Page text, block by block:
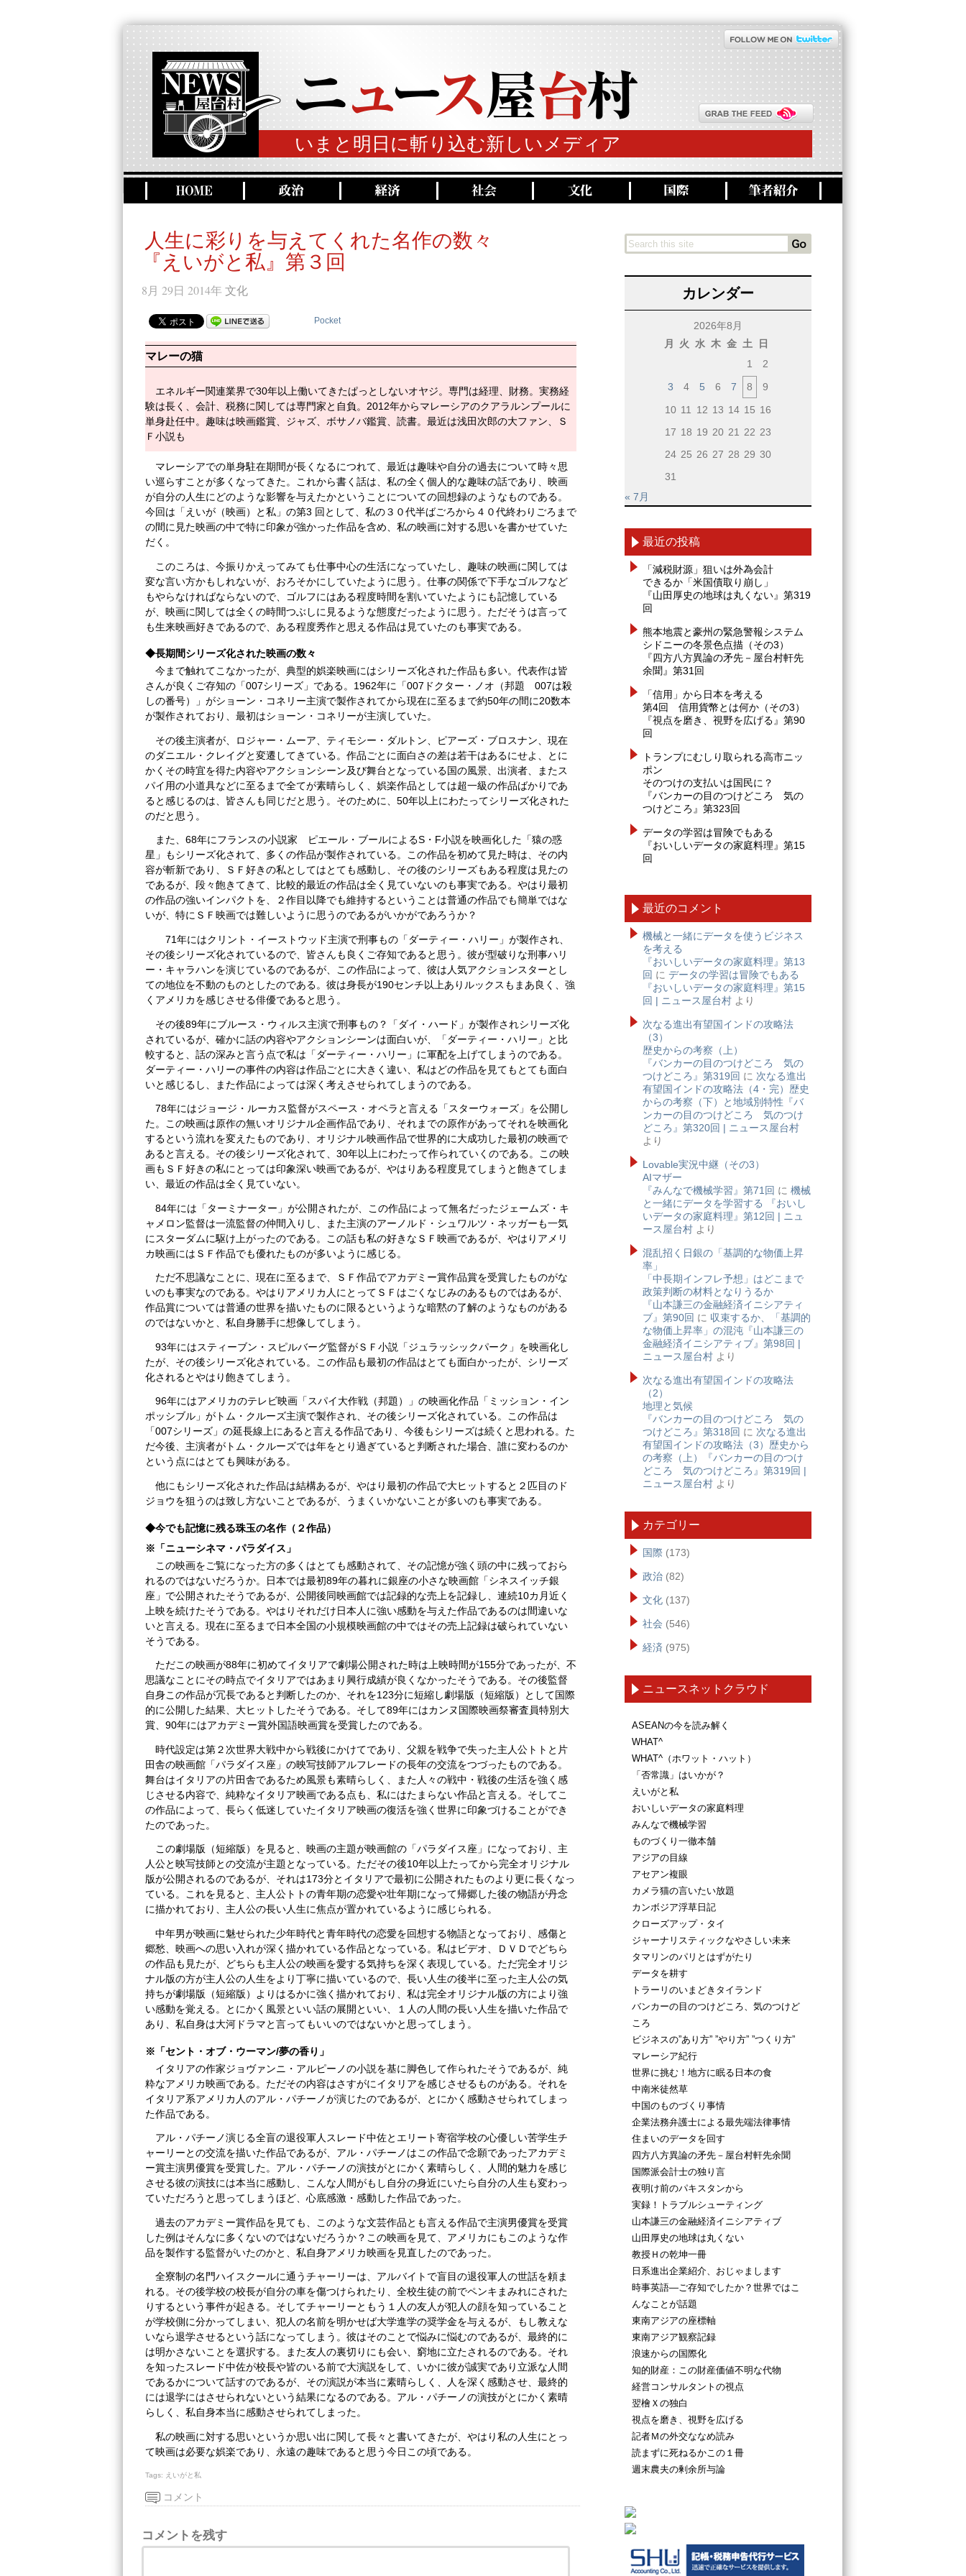
いまと明日に斬り込む新しいメディア
人生に彩りを与えてくれた名作の数々
『えいがと私』第３回
8月 29日 2014年 文化
Pocket
マレーの猫
エネルギー関連業界で30年以上働いてきたぱっとしないオヤジ。専門は経理、財務。実務経
験は長く、会計、税務に関しては専門家と自負。2012年からマレーシアのクアラルンプールに
単身赴任中。趣味は映画鑑賞、ジャズ、ボサノバ鑑賞、読書。最近は浅田次郎の大ファン、Ｓ
Ｆ小説も
マレーシアでの単身駐在期間が長くなるにつれて、最近は趣味や自分の過去について時々思
い巡らすことが多くなってきた。これから書く話は、私の全く個人的な趣味の話であり、映画
が自分の人生にどのような影響を与えたかということについての回想録のようなものである。
今回は「えいが（映画）と私」の第3 回として、私の３０代半ばごろから４０代終わりごろまで
の間に見た映画の中で特に印象が強かった作品を含め、私の映画に対する思いを書かせていた
だく。
このころは、今振りかえってみても仕事中心の生活になっていたし、趣味の映画に関しては
変な言い方かもしれないが、おろそかにしていたように思う。仕事の関係で下手なゴルフなど
もやらなければならないので、ゴルフにはある程度時間を割いていたようにも記憶している
が、映画に関しては全くの時間つぶしに見るような態度だったように思う。ただそうは言って
も生来映画好きであるので、ある程度秀作と思える作品は見ていたのも事実である。
◆長期間シリーズ化された映画の数々
今まで触れてこなかったが、典型的娯楽映画にはシリーズ化された作品も多い。代表作は皆
さんが良くご存知の「007シリーズ」である。1962年に「007ドクター・ノオ（邦題 007は殺
しの番号）」がショーン・コネリー主演で製作されてから現在に至るまで約50年の間に20数本
が製作されており、最初はショーン・コネリーが主演していた。
その後主演者が、ロジャー・ムーア、ティモシー・ダルトン、ピアーズ・ブロスナン、現在
のダニエル・クレイグと変遷してきている。作品ごとに面白さの差は若干はあるにせよ、とに
かくその時宜を得た内容やアクションシーン及び舞台となっている国の風景、出演者、またス
パイ用の小道具などに至るまで全てが素晴らしく、娯楽作品としては超一級の作品ばかりであ
ると感じるのは、皆さんも同じだと思う。そのために、50年以上にわたってシリーズ化された
のだと思う。
また、68年にフランスの小説家 ピエール・ブールによるS・F小説を映画化した「猿の惑
星」もシリーズ化されて、多くの作品が製作されている。この作品を初めて見た時は、その内
容が斬新であり、ＳＦ好きの私としてはとても感動し、その後のシリーズもある程度は見たの
であるが、段々飽きてきて、比較的最近の作品は全く見ていないのも事実である。やはり最初
の作品の強いインパクトを、２作目以降でも維持するということは普通の作品でも簡単ではな
いが、特にＳＦ映画では難しいように思うのであるがいかがであろうか？
71年にはクリント・イーストウッド主演で刑事もの「ダーティー・ハリー」が製作され、
その後シリーズ化されているので、皆さんも良くご存知であると思う。彼が型破りな刑事ハリ
ー・キャラハンを演じているのであるが、この作品によって、彼は人気アクションスターとし
ての地位を不動のものとしたのである。彼は身長が190センチ以上ありルックスもまあ良く、強
くアメリカを感じさせる俳優であると思う。
その後89年にブルース・ウィルス主演で刑事もの？「ダイ・ハード」が製作されシリーズ化
されているが、確かに話の内容やアクションシーンは面白いが、「ダーティー・ハリー」と比
較すると、話の深みと言う点で私は「ダーティー・ハリー」に軍配を上げてしまうのである。
ダーティー・ハリーの事件の内容は作品ごとに大きく違い、私はどの作品を見てもとても面白
いと感じるし、また作品によっては深く考えさせられてしまうのである。
78年にはジョージ・ルーカス監督がスペース・オペラと言える「スターウォーズ」を公開し
た。この映画は原作の無いオリジナル企画作品であり、それまでの原作があってそれを映画化
するという流れを変えたものであり、オリジナル映画作品で世界的に大成功した最初の映画で
あると言える。その後シリーズ化されて、30年以上にわたって作られていくのである。この映
画もＳＦ好きの私にとっては印象深い映画であるが、やはりある程度見てしまうと飽きてしま
い、最近の作品は全く見ていない。
84年には「ターミナーター」が公開されたが、この作品によって無名だったジェームズ・キ
ャメロン監督は一流監督の仲間入りし、また主演のアーノルド・シュワルツ・ネッガーも一気
にスターダムに駆け上がったのである。この話も私の好きなＳＦ映画であるが、やはりアメリ
カ映画にはＳＦ作品でも優れたものが多いように感じる。
ただ不思議なことに、現在に至るまで、ＳＦ作品でアカデミー賞作品賞を受賞したものがな
いのも事実なのである。やはりアメリカ人にとってＳＦはごくなじみのあるものではあるが、
作品賞については普通の世界を描いたものに限るというような暗黙の了解のようなものがある
のではないかと、私自身勝手に想像してしまう。
93年にはスティーブン・スピルバーグ監督がＳＦ小説「ジュラッシックパーク」を映画化し
たが、その後シリーズ化されている。この作品も最初の作品はとても面白かったが、シリーズ
化されるとやはり飽きてしまう。
96年にはアメリカのテレビ映画「スパイ大作戦（邦題）」の映画化作品「ミッション・イン
ポッシブル」がトム・クルーズ主演で製作され、その後シリーズ化されている。この作品は
「007シリーズ」の延長線上にあると言える作品であり、今後もシリーズは続くと思われる。た
だ今後、主演者がトム・クルーズでは年をとり過ぎていると判断された場合、誰に変わるのか
という点にはとても興味がある。
他にもシリーズ化された作品は結構あるが、やはり最初の作品で大ヒットすると２匹目のド
ジョウを狙うのは致し方ないことであるが、うまくいかないことが多いのも事実である。
◆今でも記憶に残る珠玉の名作（２作品）
※「ニューシネマ・パラダイス」
この映画をご覧になった方の多くはとても感動されて、その記憶が強く頭の中に残っておら
れるのではないだろうか。日本では最初89年の暮れに銀座の小さな映画館「シネスイッチ銀
座」で公開されたそうであるが、公開後同映画館では記録的な売上を記録し、連続10カ月近く
上映を続けたそうである。やはりそれだけ日本人に強い感動を与えた作品であるのは間違いな
いと言える。現在に至るまで日本全国の小規模映画館の中ではその売上記録は破られていない
そうである。
ただこの映画が88年に初めてイタリアで劇場公開された時は上映時間が155分であったが、不
思議なことにその時点でイタリアではあまり興行成績が良くなかったそうである。その後監督
自身この作品が冗長であると判断したのか、それを123分に短縮し劇場版（短縮版）として国際
的に公開した結果、大ヒットしたそうである。そして89年にはカンヌ国際映画祭審査員特別大
賞、90年にはアカデミー賞外国語映画賞を受賞したのである。
時代設定は第２次世界大戦中から戦後にかけてであり、父親を戦争で失った主人公トトと片
田舎の映画館「パラダイス座」の映写技師アルフレードの長年の交流をつづったものである。
舞台はイタリアの片田舎であるため風景も素晴らしく、また人々の戦中・戦後の生活を強く感
じさせる内容で、純粋なイタリア映画である点も、私にはたまらない作品と言える。そしてこ
の作品によって、長らく低迷していたイタリア映画の復活を強く世界に印象づけることができ
たのであった。
この劇場版（短縮版）を見ると、映画の主題が映画館の「パラダイス座」になっており、主
人公と映写技師との交流が主題となっている。ただその後10年以上たってから完全オリジナル
版が公開されるのであるが、それは173分とイタリアで最初に公開されたものより更に長くなっ
ている。これを見ると、主人公トトの青年期の恋愛や壮年期になって帰郷した後の物語が丹念
に描かれており、主人公の長い人生に焦点が置かれているように感じられる。
中年男が映画に魅せられた少年時代と青年時代の恋愛を回想する物語となっており、感傷と
郷愁、映画への思い入れが深く描かれている作品となっている。私はビデオ、ＤＶＤでどちら
の作品も見たが、どちらも主人公の映画を愛する気持ちを深く表現している。ただ完全オリジ
ナル版の方が主人公の人生をより丁寧に描いているので、長い人生の後半に至った主人公の気
持ちが劇場版（短縮版）よりはるかに強く描かれており、私は完全オリジナル版の方により強
い感動を覚える。とにかく風景といい話の展開といい、１人の人間の長い人生を描いた作品で
あり、私自身は大河ドラマと言ってもいいのではないかと思ってしまう。
※「セント・オブ・ウーマン/夢の香り」
イタリアの作家ジョヴァンニ・アルピーノの小説を基に脚色して作られたそうであるが、純
粋なアメリカ映画である。ただその内容はさすがにイタリアを感じさせるものがある。それを
イタリア系アメリカ人のアル・パチーノが演じたのであるが、とにかく感動させられてしまっ
た作品である。
アル・パチーノ演じる全盲の退役軍人スレード中佐とエリート寄宿学校の心優しい苦学生チ
ャーリーとの交流を描いた作品であるが、アル・パチーノはこの作品で念願であったアカデミ
ー賞主演男優賞を受賞した。アル・パチーノの演技がとにかく素晴らしく、人間的魅力を感じ
させる彼の演技には本当に感動し、こんな人間がもし自分の身近にいたら自分の人生も変わっ
ていただろうと思ってしまうほど、心底感激・感動した作品であった。
過去のアカデミー賞作品を見ても、このような文芸作品とも言える作品で主演男優賞を受賞
した例はそんなに多くないのではないだろうか？この映画を見て、アメリカにもこのような作
品を製作する監督がいたのかと、私自身アメリカ映画を見直したのであった。
全寮制の名門ハイスクールに通うチャーリーは、アルバイトで盲目の退役軍人の世話を頼ま
れる。その後学校の校長が自分の車を傷つけられたり、全校生徒の前でペンキまみれにされた
りするという事件が起きる。そしてチャーリーともう１人の友人が犯人の顔を知っていること
が学校側に分かってしまい、犯人の名前を明かせば大学進学の奨学金を与えるが、もし教えな
いなら退学させるという話になってしまう。彼はそのことで悩みに悩むのであるが、最終的に
は明かさないことを選択する。また友人の裏切りにも会い、窮地に立たされるのである。それ
を知ったスレード中佐が校長や皆のいる前で大演説をして、いかに彼が誠実であり立派な人間
であるかについて話すのであるが、その演説が本当に素晴らしく、人を深く感動させ、最終的
には退学にはさせられないという結果になるのである。アル・パチーノの演技がとにかく素晴
らしく、私自身本当に感動させられてしまった。
私の映画に対する思いというか思い出に関して長々と書いてきたが、やはり私の人生にとっ
て映画は必要な娯楽であり、永遠の趣味であると思う今日この頃である。
Tags: えいがと私
コメント
コメントを残す
カレンダー
2026年8月
月
火 水 木 金 土
日
1
2
3
4 5 6 7 8
9
10 11 12 13 14 15 16
17 18 19 20 21 22 23
24 25 26 27 28 29 30
31
« 7月
最近の投稿
「減税財源」狙いは外為会計
できるか「米国債取り崩し」
『山田厚史の地球は丸くない』第319
回
熊本地震と豪州の緊急警報システム
シドニーの冬景色点描（その3）
『四方八方異論の矛先－屋台村軒先
余聞』第31回
「信用」から日本を考える
第4回 信用貨幣とは何か（その3）
『視点を磨き、視野を広げる』第90
回
トランプにむしり取られる高市ニッ
ポン
そのつけの支払いは国民に？
『バンカーの目のつけどころ 気の
つけどころ』第323回
データの学習は冒険でもある
『おいしいデータの家庭料理』第15
回
最近のコメント
機械と一緒にデータを使うビジネス
を考える
『おいしいデータの家庭料理』第13
回 に データの学習は冒険でもある
『おいしいデータの家庭料理』第15
回 | ニュース屋台村 より
次なる進出有望国インドの攻略法
（3）
歴史からの考察（上）
『バンカーの目のつけどころ 気の
つけどころ』第319回 に 次なる進出
有望国インドの攻略法（4・完）歴史
からの考察（下）と地域別特性『バ
ンカーの目のつけどころ 気のつけ
どころ』第320回 | ニュース屋台村
より
Lovable実況中継（その3）
AIマザー
『みんなで機械学習』第71回 に 機械
と一緒にデータを学習する 『おいし
いデータの家庭料理』第12回 | ニュ
ース屋台村 より
混乱招く日銀の「基調的な物価上昇
率」
「中長期インフレ予想」はどこまで
政策判断の材料となりうるか
『山本謙三の金融経済イニシアティ
ブ』第90回 に 収束するか、「基調的
な物価上昇率」の混沌『山本謙三の
金融経済イニシアティブ』第98回 |
ニュース屋台村 より
次なる進出有望国インドの攻略法
（2）
地理と気候
『バンカーの目のつけどころ 気の
つけどころ』第318回 に 次なる進出
有望国インドの攻略法（3）歴史から
の考察（上）『バンカーの目のつけ
どころ 気のつけどころ』第319回 |
ニュース屋台村 より
カテゴリー
国際 (173)
政治 (82)
文化 (137)
社会 (546)
経済 (975)
ニュースネットクラウド
ASEANの今を読み解く
WHAT^
WHAT^（ホワット・ハット）
「否常識」はいかが？
えいがと私
おいしいデータの家庭料理
みんなで機械学習
ものづくり一徹本舗
アジアの目線
アセアン複眼
カメラ猫の言いたい放題
カンボジア浮草日記
クローズアップ・タイ
ジャーナリスティックなやさしい未来
タマリンのパリとはずがたり
データを耕す
トラーリのいまどきタイランド
バンカーの目のつけどころ、気のつけど
ころ
ビジネスの”あり方” ”やり方” ”つくり方”
マレーシア紀行
世界に挑む！地方に眠る日本の食
中南米徒然草
中国のものづくり事情
企業法務弁護士による最先端法律事情
住まいのデータを回す
四方八方異論の矛先－屋台村軒先余聞
国際派会計士の独り言
夜明け前のパキスタンから
実録！トラブルシューティング
山本謙三の金融経済イニシアティブ
山田厚史の地球は丸くない
教授Ｈの乾坤一冊
日系進出企業紹介、おじゃまします
時事英語―ご存知でしたか？世界ではこ
んなことが話題
東南アジアの座標軸
東南アジア観察記録
浪速からの国際化
知的財産：この財産価値不明な代物
経営コンサルタントの視点
翌檜Ｘの独白
視点を磨き、視野を広げる
記者Ｍの外交ななめ読み
読まずに死ねるかこの１冊
週末農夫の剰余所与論